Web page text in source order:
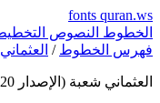
fonts
النصوص
الخطوط / العثماني
شعبة (الإصدار 20)